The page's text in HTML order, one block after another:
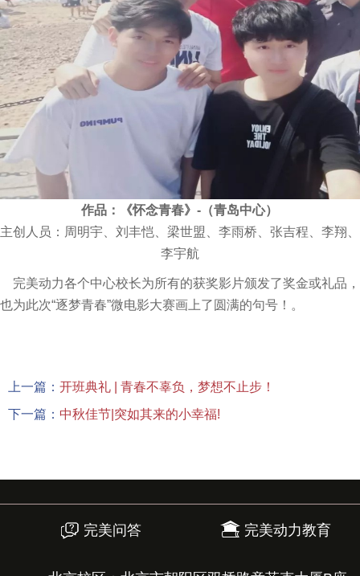
作品：《怀念青春》-（青岛中心）
主创人员：周明宇、刘丰恺、梁世盟、李雨桥、张吉程、李翔、
李宇航
完美动力各个中心校长为所有的获奖影片颁发了奖金或礼品，
也为此次“逐梦青春”微电影大赛画上了圆满的句号！。
上一篇： 开班典礼 | 青春不辜负，梦想不止步！
下一篇： 中秋佳节|突如其来的小幸福!
完美问答 完美动力教育